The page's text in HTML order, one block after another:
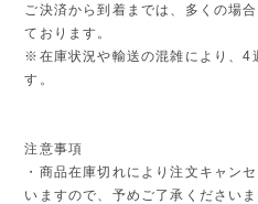
ご決済から到着までは、多くの場
ております。
※在庫状況や輸送の混雑により、4
す。
注意事項
・商品在庫切れにより注文キャン
いますので、予めご了承くださいま